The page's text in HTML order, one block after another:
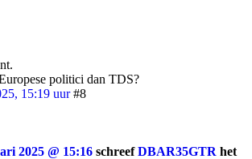
politici dan TDS?
15:19 uur #8
2025 @ 15:16 schreefDBAR35GTR het